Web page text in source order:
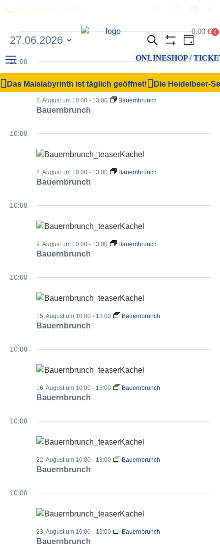
0.00€ 0
ONLINESHOP /
Das Maislabyrinth ist täglich geöffnet! Die Heidelbeer-
Suche
und
Ansichten,
Suche
Tag
27.06.2026
wählen.
10:00
Bauernbrunch
2. August um 10:00- 13:00 Bauernbrunch
10:00
Bauernbrunch
8. August um 10:00- 13:00 Bauernbrunch
10:00
Bauernbrunch
9. August um 10:00- 13:00 Bauernbrunch
10:00
Bauernbrunch
15. August um 10:00- 13:00 Bauernbrunch
10:00
Bauernbrunch
16. August um 10:00- 13:00 Bauernbrunch
10:00
Bauernbrunch
22. August um 10:00- 13:00 Bauernbrunch
10:00
Bauernbrunch
23. August um 10:00- 13:00 Bauernbrunch